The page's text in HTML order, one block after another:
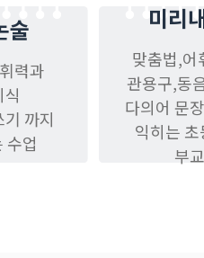
술
력과
까지
수업
미리
맞춤법,어
관용구,동
다의어 문
익히는
부